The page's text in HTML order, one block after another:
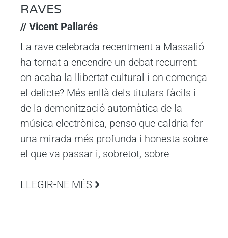
RAVES
// Vicent Pallarés
La rave celebrada recentment a Massalió
ha tornat a encendre un debat recurrent:
on acaba la llibertat cultural i on comença
el delicte? Més enllà dels titulars fàcils i
de la demonització automàtica de la
música electrònica, penso que caldria fer
una mirada més profunda i honesta sobre
el que va passar i, sobretot, sobre
LLEGIR-NE MÉS